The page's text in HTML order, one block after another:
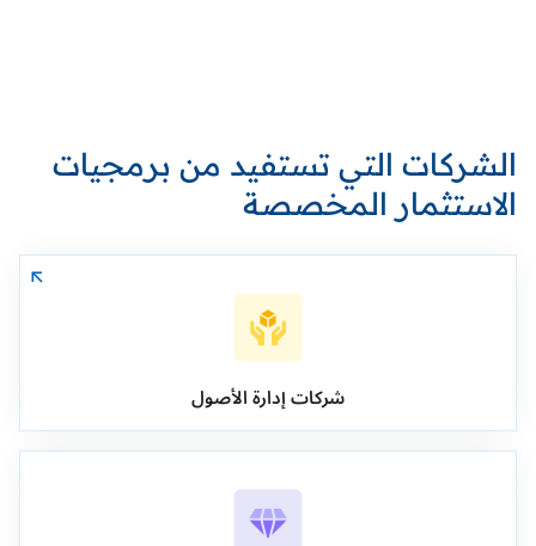
الشركات التي تستفيد من برمجيات
الاستثمار المخصصة
شركات إدارة الأصول